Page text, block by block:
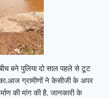
बने पुलिया दो साल पहले से टूट
ग्रामीणों ने केसीजी के अपर
की मांग की है. जानकारी के